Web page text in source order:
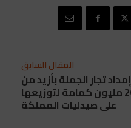
المقال السابق
إمداد تجار الجملة بأزيد من
26 مليون كمامة لتوزيعها
على صيدليات المملكة